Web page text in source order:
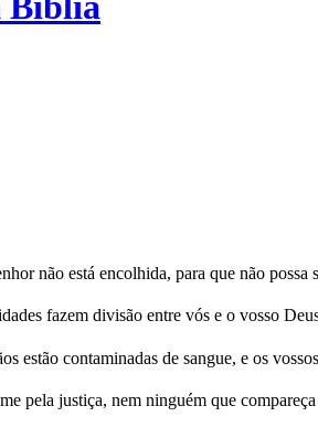
não está encolhida, para que não
fazem divisão entre vós e o vosso
estão contaminadas de sangue, e os
pela justiça, nem ninguém que